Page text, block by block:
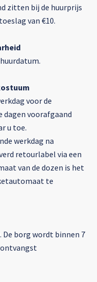
zitten bij de huurprijs
van €10.
voor de
dagen voorafgaand
u toe.
werkdag na
retourlabel via een
van de dozen is het
te
De borg wordt binnen 7